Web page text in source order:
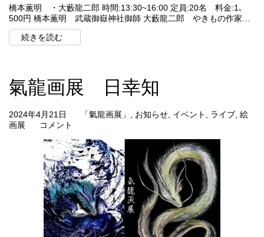
橋本薫明 ・大藪龍二郎 時間:13:30~16:00 定員:20名 料金:1､
500円 橋本薫明 武蔵御嶽神社御師 大藪龍二郎 やきもの作家…
続きを読む
氣龍画展 日幸知
2024年4月21日 「氣龍画展」 お知らせ イベント ライブ 絵
画展
コメント